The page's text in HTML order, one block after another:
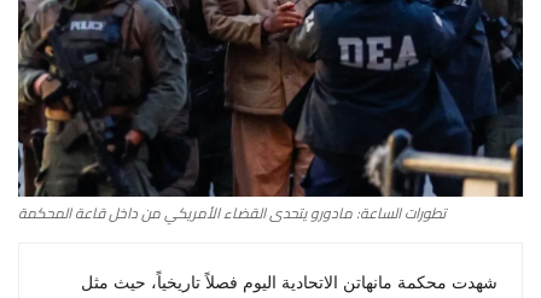
منوعات عامة
جاليري الفن التشكيلي
من نحن
سياسة الخصوصية
البنود والشروط
تطورات الساعة: مادورو يتحدى القضاء الأمريكي من داخل قاعة المحكمة
شهدت محكمة مانهاتن الاتحادية اليوم فصلاً تاريخياً، حيث مثل